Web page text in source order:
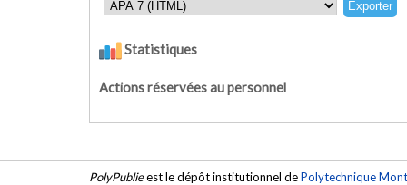
Statistiques
Actions réservées au personnel
PolyPublieest le dépôt institutionnel dePolytechnique